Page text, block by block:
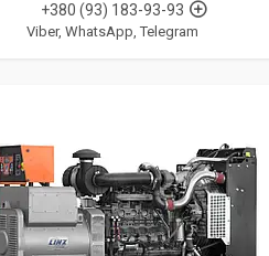
+380 (93) 183-93-93
Viber, WhatsApp, Telegram